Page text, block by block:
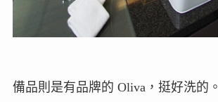
備品則是有品牌的 Oliva，挺好洗的。